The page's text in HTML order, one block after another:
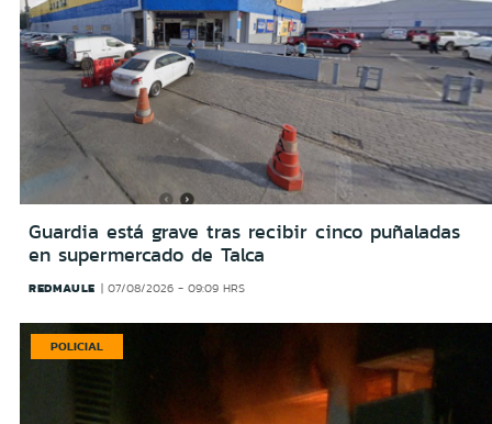
Guardia está grave tras recibir cinco puñaladas
en supermercado de Talca
REDMAULE 07/08/2026 - 09:09 HRS
POLICIAL